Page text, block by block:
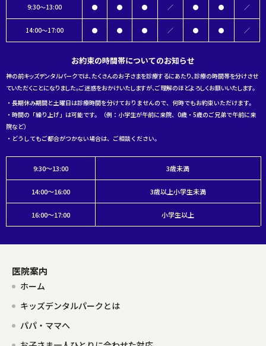
9:30～13:00 ● ● ● ／ ● ● ／
14:00～17:00 ● ● ● ／ ● ● ／
お約束の時間帯についてのお知らせ
神の前キッズデンタルパークでは、たくさんのお子さまを診療するにあたり、診療の時間帯を分けさせ
ていただくことになりました。ご迷惑をおかけいたしますが、ご理解のほどよろしくお願いいたします。
・長期休み期間と土曜日は診療時間を分けておりませんので、何時でもお約束いただけます。
・時間の「繰り上げ」は可能です。（例：小学生が午前に来院、0歳・5歳のご兄弟で午前に来
院など）
・どうしてもご都合がつかない場合は、ご相談ください。
9:30～13:00
14:00～16:00
16:00～17:00
3歳未満
3歳以上小学生未満
小学生以上
医院案内
ホーム
キッズデンタルパークとは
パパ・ママへ